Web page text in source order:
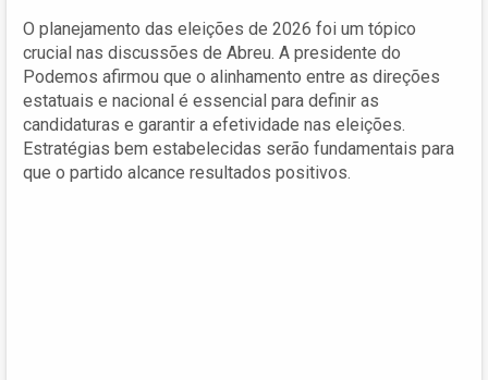
O planejamento das eleições de 2026 foi um tópico
crucial nas discussões de Abreu. A presidente do
Podemos afirmou que o alinhamento entre as direções
estatuais e nacional é essencial para definir as
candidaturas e garantir a efetividade nas eleições.
Estratégias bem estabelecidas serão fundamentais para
que o partido alcance resultados positivos.